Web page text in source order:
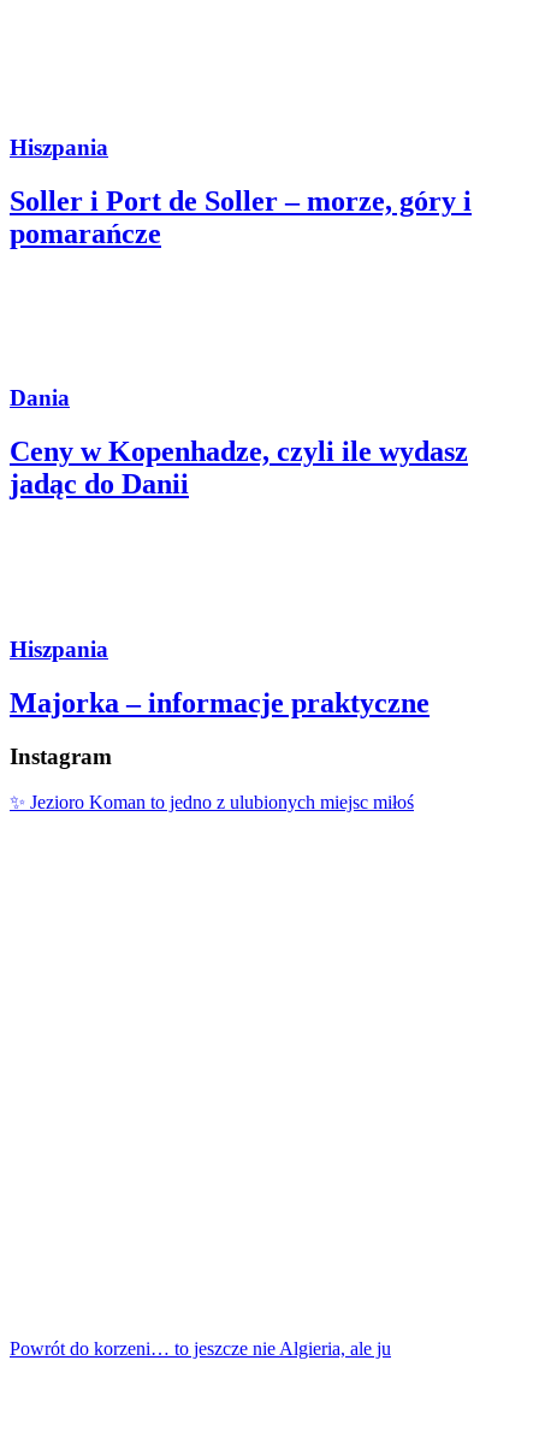
Hiszpania
Soller i Port de Soller – morze, góry i
pomarańcze
Dania
Ceny w Kopenhadze, czyli ile wydasz
jadąc do Danii
Hiszpania
Majorka – informacje praktyczne
Instagram
✨ Jezioro Koman to jedno z ulubionych miejsc miłoś
Powrót do korzeni… to jeszcze nie Algieria, ale ju